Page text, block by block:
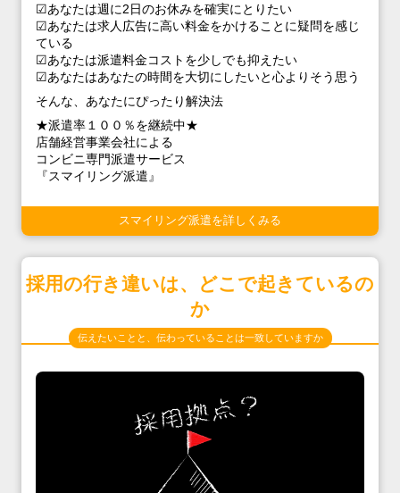
☑あなたは週に2日のお休みを確実にとりたい
☑あなたは求人広告に高い料金をかけることに疑問を感じ
ている
☑あなたは派遣料金コストを少しでも抑えたい
☑あなたはあなたの時間を大切にしたいと心よりそう思う
そんな、あなたにぴったり解決法
★派遣率１００％を継続中★
店舗経営事業会社による
コンビニ専門派遣サービス
『スマイリング派遣』
スマイリング派遣を詳しくみる
採用の行き違いは、どこで起きているの
か
伝えたいことと、伝わっていることは一致していますか